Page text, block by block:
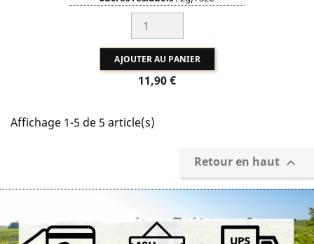
AJOUTER AU PANIER
Prix
11,90 €
Affichage 1-5 de 5 article(s)
Retour en haut 